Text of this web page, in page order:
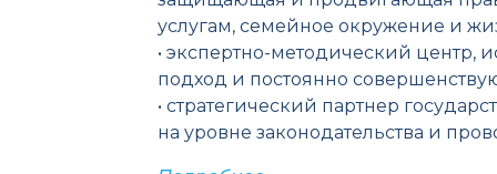
услугам, семейное окружение и
• экспертно-методический
подход и постоянно
• стратегический партнер
на уровне законодательства и